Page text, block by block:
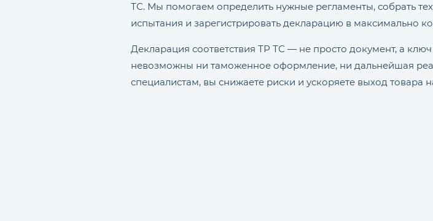
ТС. Мы помогаем определить нужные регламенты, собрать
испытания и зарегистрировать декларацию в максимально
Декларация соответствия ТР ТС — не просто документ, а
невозможны ни таможенное оформление, ни дальнейшая
специалистам, вы снижаете риски и ускоряете выход товара